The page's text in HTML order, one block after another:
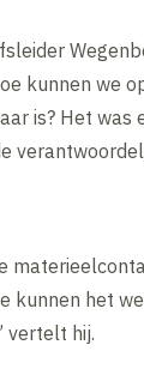
kunnen we
is? Het
kunnen het
vertelt hij.